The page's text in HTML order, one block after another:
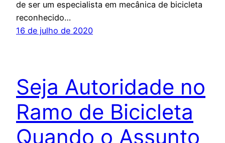
de ser um especialista em mecânica de bicicleta
reconhecido…
16 de julho de 2020
Seja Autoridade no
Ramo de Bicicleta
Quando o Assunto